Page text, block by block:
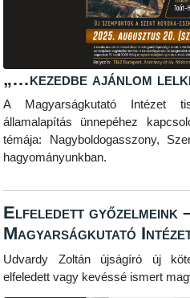
„…kezedbe ajánlom
A Magyarságkutató Intézet
államalapítás ünnepéhez
témája: Nagyboldogasszony,
hagyományunkban.
Elfeledett győzelmeink
Magyarságkutató
Udvardy Zoltán újságíró új
elfeledett vagy kevéssé ismert